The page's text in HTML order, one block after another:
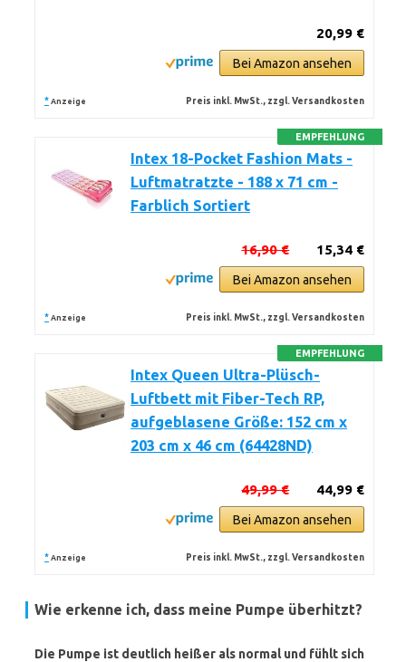
20,99 €
Bei Amazon ansehen
* Anzeige Preis inkl. MwSt., zzgl. Versandkosten
EMPFEHLUNG
Intex 18-Pocket Fashion Mats -
Luftmatratzte - 188 x 71 cm -
Farblich Sortiert
15,34 €
16,90 €
Bei Amazon ansehen
* Anzeige Preis inkl. MwSt., zzgl. Versandkosten
EMPFEHLUNG
Intex Queen Ultra-Plüsch-
Luftbett mit Fiber-Tech RP,
aufgeblasene Größe: 152 cm x
203 cm x 46 cm (64428ND)
44,99 €
49,99 €
Bei Amazon ansehen
* Anzeige Preis inkl. MwSt., zzgl. Versandkosten
Wie erkenne ich, dass meine Pumpe überhitzt?
Die Pumpe ist deutlich heißer als normal und fühlt sich